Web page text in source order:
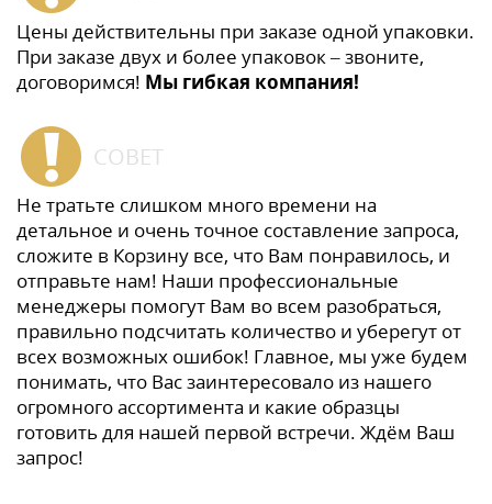
Цены действительны при заказе одной упаковки.
При заказе двух и более упаковок – звоните,
договоримся! Мы гибкая компания!
СОВЕТ
Не тратьте слишком много времени на
детальное и очень точное составление запроса,
сложите в Корзину все, что Вам понравилось, и
отправьте нам! Наши профессиональные
менеджеры помогут Вам во всем разобраться,
правильно подсчитать количество и уберегут от
всех возможных ошибок! Главное, мы уже будем
понимать, что Вас заинтересовало из нашего
огромного ассортимента и какие образцы
готовить для нашей первой встречи. Ждём Ваш
запрос!